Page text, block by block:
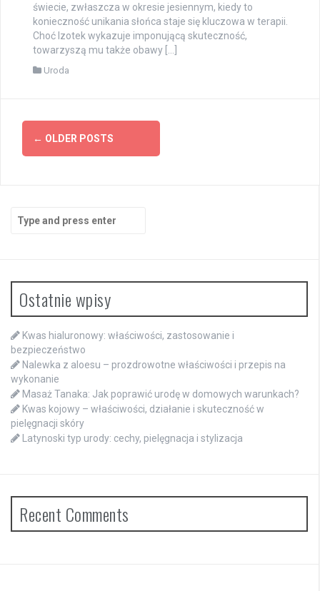
świecie, zwłaszcza w okresie jesiennym, kiedy to
konieczność unikania słońca staje się kluczowa w terapii.
Choć Izotek wykazuje imponującą skuteczność,
towarzyszą mu także obawy […]
Uroda
Posts
navigation
← OLDER POSTS
for:
Ostatnie wpisy
Kwas hialuronowy: właściwości, zastosowanie i
bezpieczeństwo
Nalewka z aloesu – prozdrowotne właściwości i przepis na
wykonanie
Masaż Tanaka: Jak poprawić urodę w domowych warunkach?
Kwas kojowy – właściwości, działanie i skuteczność w
pielęgnacji skóry
Latynoski typ urody: cechy, pielęgnacja i stylizacja
Recent Comments